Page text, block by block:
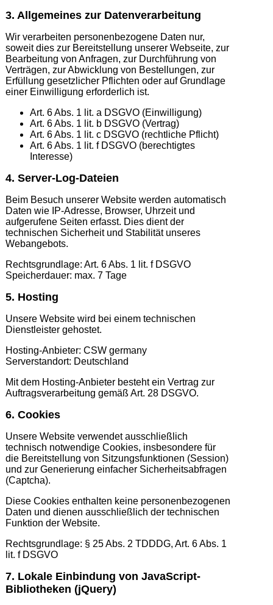
3. Allgemeines zur Datenverarbeitung
Wir verarbeiten personenbezogene Daten nur,
soweit dies zur Bereitstellung unserer Webseite, zur
Bearbeitung von Anfragen, zur Durchführung von
Verträgen, zur Abwicklung von Bestellungen, zur
Erfüllung gesetzlicher Pflichten oder auf Grundlage
einer Einwilligung erforderlich ist.
Art. 6 Abs. 1 lit. a DSGVO (Einwilligung)
Art. 6 Abs. 1 lit. b DSGVO (Vertrag)
Art. 6 Abs. 1 lit. c DSGVO (rechtliche Pflicht)
Art. 6 Abs. 1 lit. f DSGVO (berechtigtes
Interesse)
4. Server-Log-Dateien
Beim Besuch unserer Website werden automatisch
Daten wie IP-Adresse, Browser, Uhrzeit und
aufgerufene Seiten erfasst. Dies dient der
technischen Sicherheit und Stabilität unseres
Webangebots.
Rechtsgrundlage: Art. 6 Abs. 1 lit. f DSGVO
Speicherdauer: max. 7 Tage
5. Hosting
Unsere Website wird bei einem technischen
Dienstleister gehostet.
Hosting-Anbieter: CSW germany
Serverstandort: Deutschland
Mit dem Hosting-Anbieter besteht ein Vertrag zur
Auftragsverarbeitung gemäß Art. 28 DSGVO.
6. Cookies
Unsere Website verwendet ausschließlich
technisch notwendige Cookies, insbesondere für
die Bereitstellung von Sitzungsfunktionen (Session)
und zur Generierung einfacher Sicherheitsabfragen
(Captcha).
Diese Cookies enthalten keine personenbezogenen
Daten und dienen ausschließlich der technischen
Funktion der Website.
Rechtsgrundlage: § 25 Abs. 2 TDDDG, Art. 6 Abs. 1
lit. f DSGVO
7. Lokale Einbindung von JavaScript-
Bibliotheken (jQuery)